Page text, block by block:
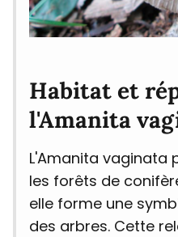
Habitat et
l'Amanita
L'Amanita vaginata
les forêts de
elle forme une
des arbres. Cette